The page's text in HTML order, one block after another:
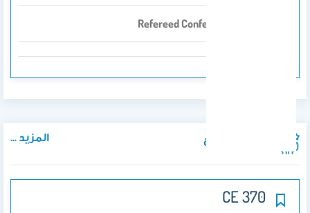
Refereed Conferences / Symposia
المواد الدراسية المزيد ...
CE 370